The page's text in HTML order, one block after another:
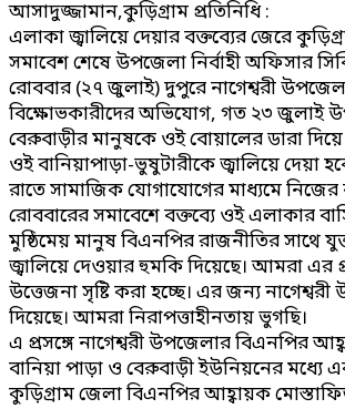
আসাদুজ্জামান,কুড়িগ্রাম প্রতিনিধি :
এলাকা জ্বালিয়ে দেয়ার বক্তব্যের জেরে
সমাবেশ শেষে উপজেলা নির্বাহী অফিসার
রোববার (২৭ জুলাই) দুপুরে নাগেশ্বরী
বিক্ষোভকারীদের অভিযোগ, গত ২৩ জুলাই
বেরুবাড়ীর মানুষকে ওই বোয়ালের ডারা
ওই বানিয়াপাড়া-ভুষুটারীকে জ্বালিয়ে
রাতে সামাজিক যোগাযোগের মাধ্যমে
রোববারের সমাবেশে বক্তব্যে ওই এলাকার
মুষ্ঠিমেয় মানুষ বিএনপির রাজনীতির সাথে
জ্বালিয়ে দেওয়ার হুমকি দিয়েছে। আমরা এর
উত্তেজনা সৃষ্টি করা হচ্ছে। এর জন্য
দিয়েছে। আমরা নিরাপত্তাহীনতায় ভুগছি।
এ প্রসঙ্গে নাগেশ্বরী উপজেলার বিএনপির
বানিয়া পাড়া ও বেরুবাড়ী ইউনিয়নের মধ্যে
কুড়িগ্রাম জেলা বিএনপির আহ্বায়ক